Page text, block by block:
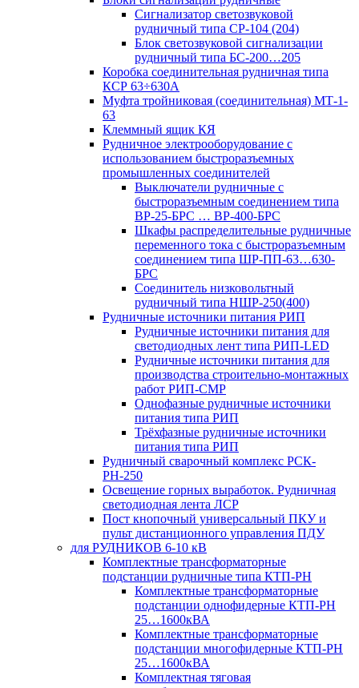
Сигнализатор светозвуковой
рудничный типа СР-104 (204)
Блок светозвуковой сигнализации
рудничный типа БС-200…205
Коробка соединительная рудничная типа
КСР 63÷630А
Муфта тройниковая (соединительная) МТ-1-
63
Клеммный ящик КЯ
Рудничное электрооборудование с
использованием быстроразъемных
промышленных соединителей
Выключатели рудничные с
быстроразъемным соединением типа
ВР-25-БРС … ВР-400-БРС
Шкафы распределительные рудничные
переменного тока с быстроразъемным
соединением типа ШР-ПП-63…630-
БРС
Соединитель низковольтный
рудничный типа НШР-250(400)
Рудничные источники питания РИП
Рудничные источники питания для
светодиодных лент типа РИП-LED
Рудничные источники питания для
производства строительно-монтажных
работ РИП-СМР
Однофазные рудничные источники
питания типа РИП
Трёхфазные рудничные источники
питания типа РИП
Рудничный сварочный комплекс РСК-
РН-250
Освещение горных выработок. Рудничная
светодиодная лента ЛСР
Пост кнопочный универсальный ПКУ и
пульт дистанционного управления ПДУ
для РУДНИКОВ 6-10 кВ
Комплектные трансформаторные
подстанции рудничные типа КТП-РН
Комплектные трансформаторные
подстанции однофидерные КТП-РН
25…1600кВА
Комплектные трансформаторные
подстанции многофидерные КТП-РН
25…1600кВА
Комплектная тяговая